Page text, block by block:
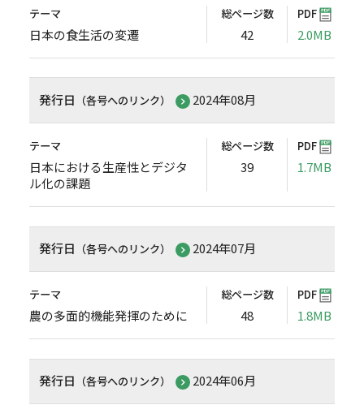
テーマ
日本の食生活の変遷
総ページ数
42
PDF
2.0MB
発行日 （各号へのリンク） 2024年08月
テーマ
日本における生産性とデジタ
ル化の課題
総ページ数
39
PDF
1.7MB
発行日 （各号へのリンク） 2024年07月
テーマ
農の多面的機能発揮のために
総ページ数
48
PDF
1.8MB
発行日 （各号へのリンク） 2024年06月